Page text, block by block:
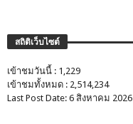
สถิติเว็บไซต์
เข้าชมวันนี้ : 1,229
เข้าชมทั้งหมด : 2,514,234
Last Post Date: 6 สิงหาคม 2026